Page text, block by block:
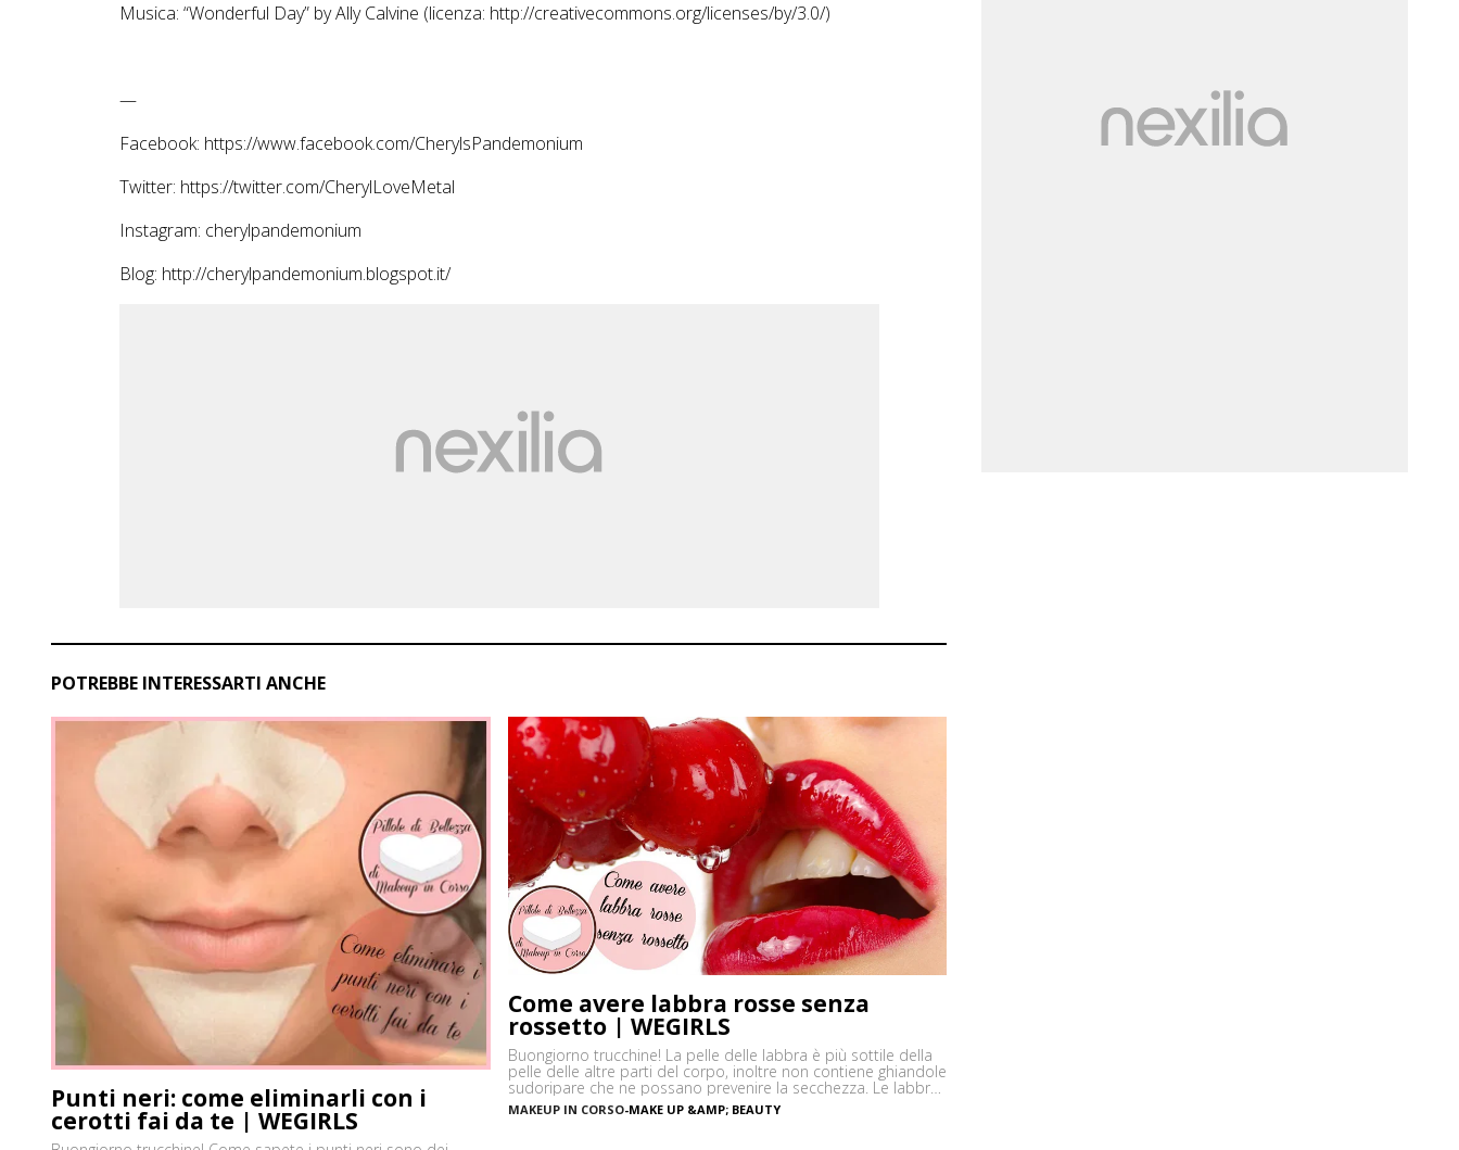
Musica: “Wonderful Day” by Ally Calvine (licenza: http://creativecommons.org/licenses/by/3.0/)
—
Facebook: https://www.facebook.com/CherylsPandemonium
Twitter: https://twitter.com/CherylLoveMetal
Instagram: cherylpandemonium
Blog: http://cherylpandemonium.blogspot.it/
POTREBBE INTERESSARTI ANCHE
Punti neri: come eliminarli con i
cerotti fai da te | WEGIRLS
Come avere labbra rosse senza
rossetto | WEGIRLS
Buongiorno trucchine! La pelle delle labbra è più sottile della
pelle delle altre parti del corpo, inoltre non contiene ghiandole
sudoripare che ne possano prevenire la secchezza. Le labbra
sono sensibili alle aggressioni ambientali e spesso possono
diventare scure o sbiadite soprattutto a causa
MAKEUP IN CORSO-MAKE UP &AMP; BEAUTY